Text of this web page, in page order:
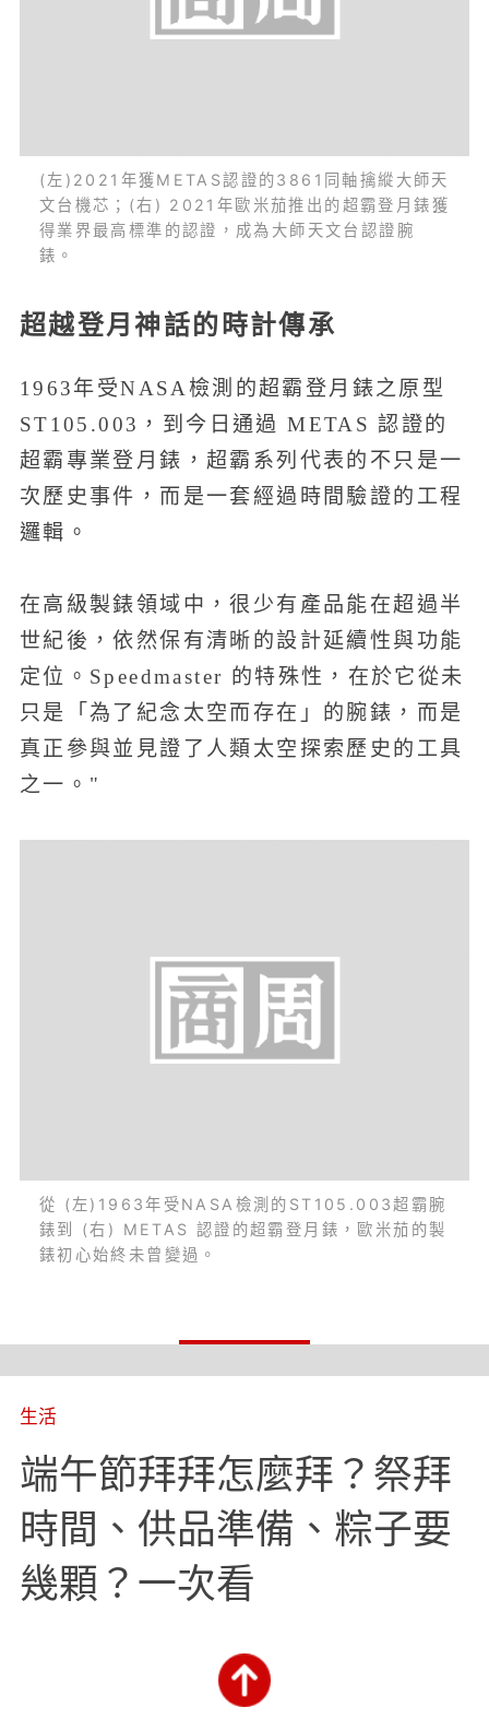
(左)2021年獲METAS認證的3861同軸擒縱大師天
文台機芯；(右) 2021年歐米茄推出的超霸登月錶獲
得業界最高標準的認證，成為大師天文台認證腕
錶。
超越登月神話的時計傳承
1963年受NASA檢測的超霸登月錶之原型
ST105.003，到今日通過 METAS 認證的
超霸專業登月錶，超霸系列代表的不只是一
次歷史事件，而是一套經過時間驗證的工程
邏輯。
在高級製錶領域中，很少有產品能在超過半
世紀後，依然保有清晰的設計延續性與功能
定位。Speedmaster 的特殊性，在於它從未
只是「為了紀念太空而存在」的腕錶，而是
真正參與並見證了人類太空探索歷史的工具
之一。"
從 (左)1963年受NASA檢測的ST105.003超霸腕
錶到 (右) METAS 認證的超霸登月錶，歐米茄的製
錶初心始終未曾變過。
生活
端午節拜拜怎麼拜？祭拜
時間、供品準備、粽子要
幾顆？一次看